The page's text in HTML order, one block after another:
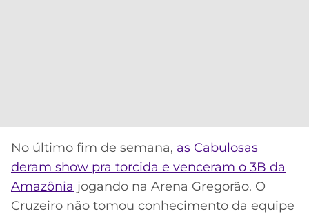
No último fim de semana, as Cabulosas
deram show pra torcida e venceram o 3B da
Amazônia jogando na Arena Gregorão. O
Cruzeiro não tomou conhecimento da equipe